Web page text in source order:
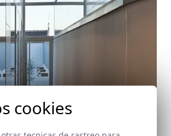
cookies